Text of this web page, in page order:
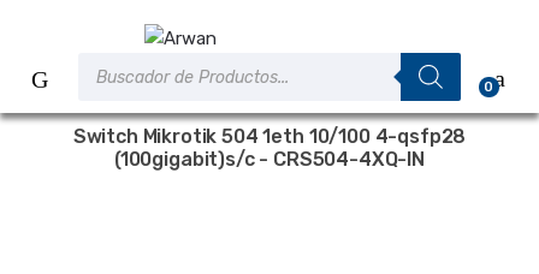
contenido
0
Switch Mikrotik 504 1eth 10/100 4-qsfp28
(100gigabit)s/c - CRS504-4XQ-IN